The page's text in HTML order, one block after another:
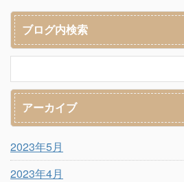
ブログ内検索
アーカイブ
2023年5月
2023年4月